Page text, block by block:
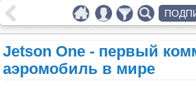
Jetson One - первый
аэромобиль в мире